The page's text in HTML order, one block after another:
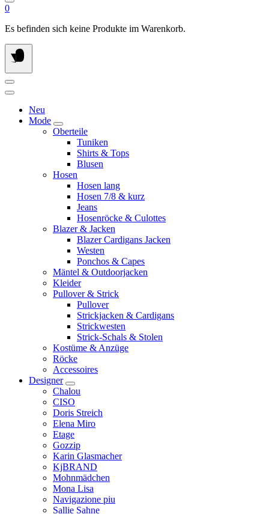
0
Es befinden sich keine Produkte im Warenkorb.
Neu
Mode
Oberteile
Tuniken
Shirts & Tops
Blusen
Hosen
Hosen lang
Hosen 7/8 & kurz
Jeans
Hosenröcke & Culottes
Blazer & Jacken
Blazer Cardigans Jacken
Westen
Ponchos & Capes
Mäntel & Outdoorjacken
Kleider
Pullover & Strick
Pullover
Strickjacken & Cardigans
Strickwesten
Strick-Schals & Stolen
Kostüme & Anzüge
Röcke
Accessoires
Designer
Chalou
CISO
Doris Streich
Elena Miro
Etage
Gozzip
Karin Glasmacher
KjBRAND
Mohnmädchen
Mona Lisa
Navigazione piu
Sallie Sahne